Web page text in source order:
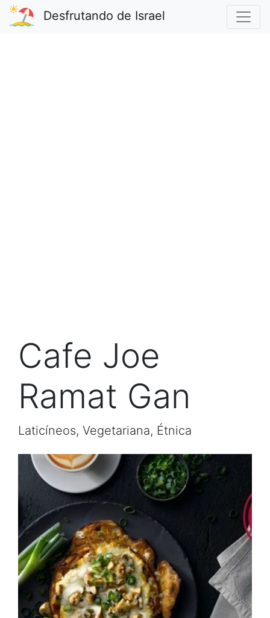
Desfrutando de Israel
Cafe Joe
Ramat Gan
Laticíneos, Vegetariana, Étnica